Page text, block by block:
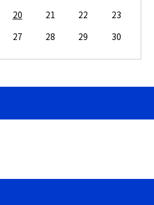
20 21 22
23
27 28 29 30